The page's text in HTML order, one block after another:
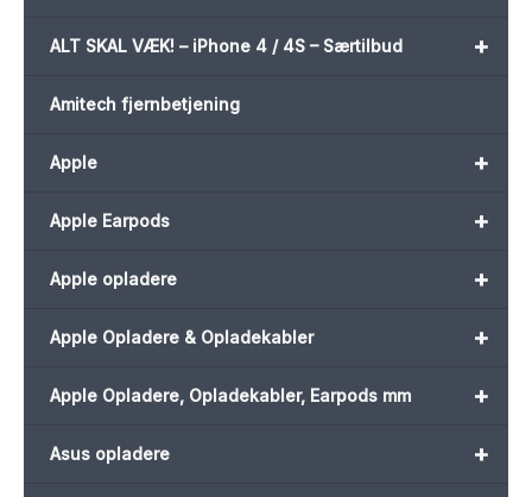
+
ALT SKAL VÆK! – iPhone 4 / 4S – Særtilbud
Amitech fjernbetjening
+
Apple
+
Apple Earpods
+
Apple opladere
+
Apple Opladere & Opladekabler
+
Apple Opladere, Opladekabler, Earpods mm
+
Asus opladere